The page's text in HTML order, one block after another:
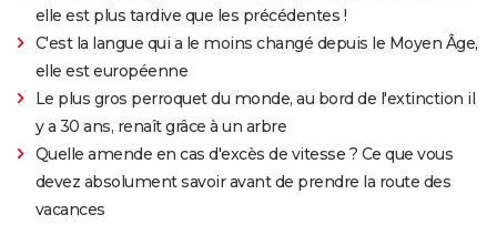
elle est plus tardive que les précédentes !
C'est la langue qui a le moins changé depuis le Moyen Âge,
elle est européenne
Le plus gros perroquet du monde, au bord de l'extinction il
y a 30 ans, renaît grâce à un arbre
Quelle amende en cas d'excès de vitesse ? Ce que vous
devez absolument savoir avant de prendre la route des
vacances